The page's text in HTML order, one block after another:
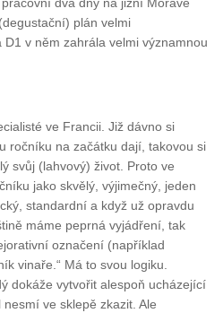
dva dny na jižní Moravě
plán velmi
v něm zahrála velmi významnou
ve Francii. Již dávno si
ročníku na začátku dají, takovou si
svůj (lahvový) život. Proto ve
jako skvělý, výjimečný, jeden
standardní a když už opravdu
máme peprná vyjádření, tak
označení (například
vinaře.“ Má to svou logiku.
dokáže vytvořit alespoň ucházející
ve sklepě zkazit. Ale